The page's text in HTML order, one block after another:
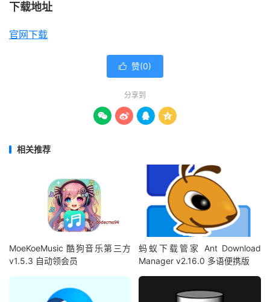
下载地址
官网下载
 赞(0)
分享到
   
相关推荐
MoeKoeMusic 酷狗音乐第三方
v1.5.3 自动领会员
蚂蚁下载管家 Ant Download
Manager v2.16.0 多语便携版